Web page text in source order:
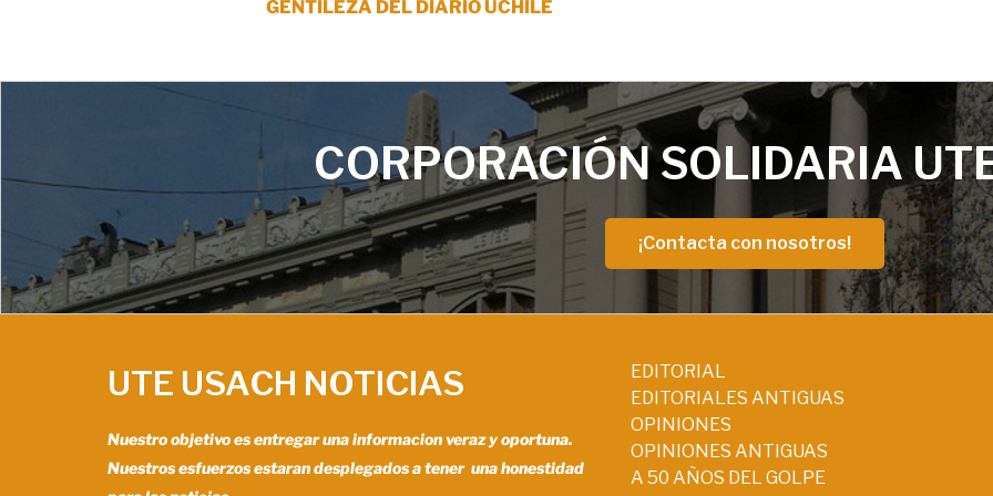
GENTILEZA DEL DIARIO UCHILE
CORPORACIÓN SOLIDARIA
¡Contacta con nosotros!
UTE USACH NOTICIAS
Nuestro objetivo es entregar una informacion veraz y oportuna.
Nuestros esfuerzos estaran desplegados a tener una honestidad
EDITORIAL
EDITORIALES ANTIGUAS
OPINIONES
OPINIONES ANTIGUAS
A 50 AÑOS DEL GOLPE